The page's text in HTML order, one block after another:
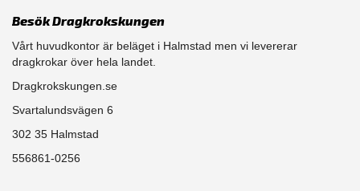
Besök Dragkrokskungen
Vårt huvudkontor är beläget i Halmstad men vi levererar
dragkrokar över hela landet.
Dragkrokskungen.se
Svartalundsvägen 6
302 35 Halmstad
556861-0256